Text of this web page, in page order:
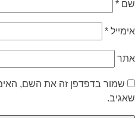
שם *
אימייל *
אתר
שמור בדפדפן זה את השם,
שאגיב.